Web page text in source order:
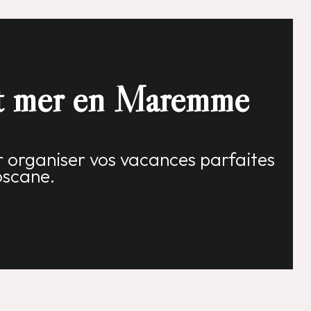
en Maremme
vos vacances parfaites